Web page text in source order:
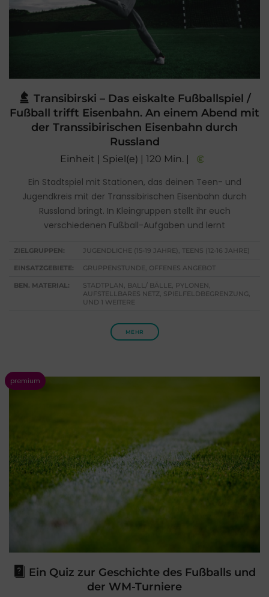
Transibirski – Das eiskalte Fußballspiel /
Fußball trifft Eisenbahn. An einem Abend mit
der Transsibirischen Eisenbahn durch
Russland
Einheit | Spiel(e) | 120 Min. |
Ein Stadtspiel mit Stationen, das deinen Teen- und
Jugendkreis mit der Transsibirischen Eisenbahn durch
Russland bringt. In Kleingruppen stellt ihr euch
verschiedenen Fußball-Aufgaben und lernt
ZIELGRUPPEN: JUGENDLICHE (15-19 JAHRE), TEENS (12-16 JAHRE)
EINSATZGEBIETE: GRUPPENSTUNDE, OFFENES ANGEBOT
BEN. MATERIAL:
STADTPLAN, BALL/ BÄLLE, PYLONEN,
AUFSTELLBARES NETZ, SPIELFELDBEGRENZUNG,
UND 1 WEITERE
MEHR
Ein Quiz zur Geschichte des Fußballs und
der WM-Turniere